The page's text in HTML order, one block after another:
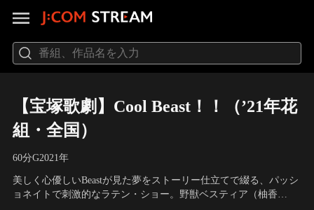
【宝塚歌劇】Cool Beast！！（’21年花
組・全国）
60分G2021年
美しく心優しいBeastが見た夢をストーリー仕立てで綴る、パッシ
ョネイトで刺激的なラテン・ショー。野獣ベスティア（柚香